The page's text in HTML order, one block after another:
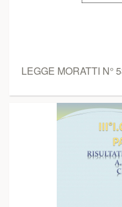
LEGGE MORATTI N°